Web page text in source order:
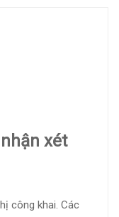
xét
công khai. Các